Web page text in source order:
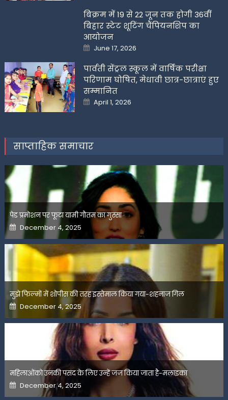
बिक्रम में 19 से 22 जून तक होगी 36वीं
बिहार स्टेट शूटिंग चैंपियनशिप का
आयोजन
Posted
on
June 17, 2026
पार्वती सेंट्रल स्कूल में वार्षिक परीक्षा
परिणाम घोषित, मेधावी छात्र-छात्राएं हुए
सम्मानित
Posted
on
April 1, 2026
साप्ताहिक समाचार
पेड प्रमोशन पर फूटा यामी गौतम का गुस्सा
Posted
on
December 4, 2025
मुझे फिल्मों में शोपीस की तरह इस्तेमाल किया गया-शहनाज गिल
Posted
on
December 4, 2025
महिलाओंको उनकी पसंद के लिए उन्हें जज किया जाता है-मलाइका
Posted
on
December 4, 2025